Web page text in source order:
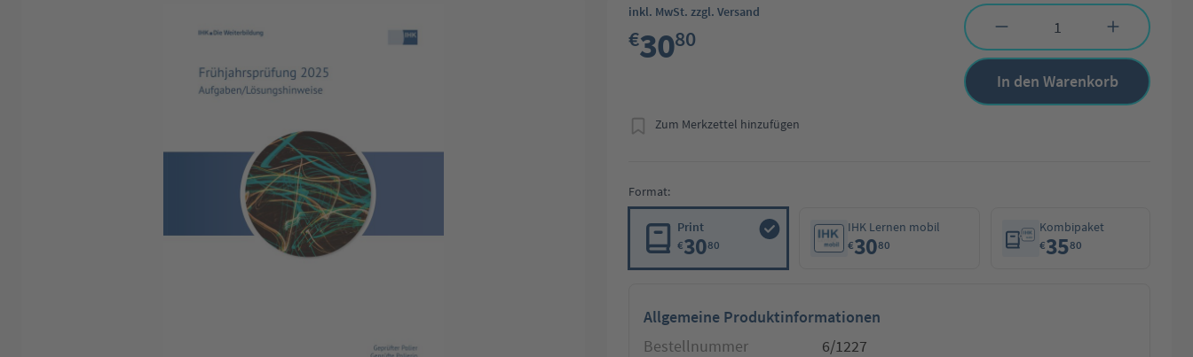
inkl. MwSt. zzgl. Versand
€3080
Produkt Anzahl: Gib den gewünschten
In den Warenkorb
Zum Merkzettel hinzufügen
Format:
Print
€3080
IHK Lernen mobil
€3080
Kombipaket
€3580
Allgemeine Produktinformationen
Bestellnummer
6/1227